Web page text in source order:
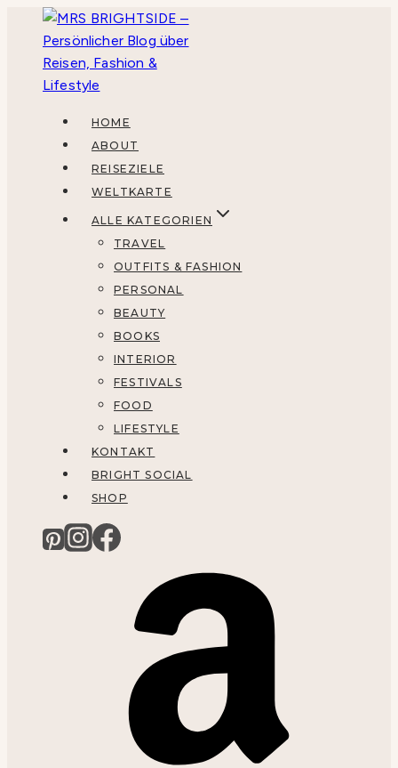
springen
HOME
ABOUT
REISEZIELE
WELTKARTE
ALLE KATEGORIEN
TRAVEL
OUTFITS & FASHION
PERSONAL
BEAUTY
BOOKS
INTERIOR
FESTIVALS
FOOD
LIFESTYLE
KONTAKT
BRIGHT SOCIAL
SHOP